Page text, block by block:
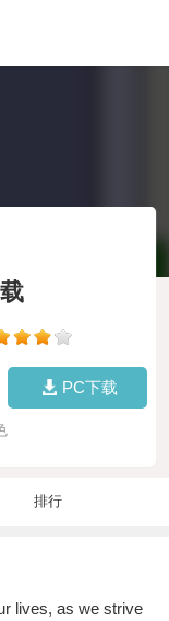
PC下载
排行
lives, as we strive